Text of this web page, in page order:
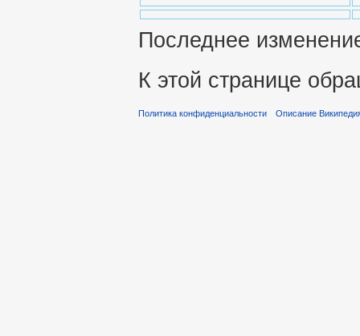
Последнее
К этой странице
Политика конфиденциальности Описание